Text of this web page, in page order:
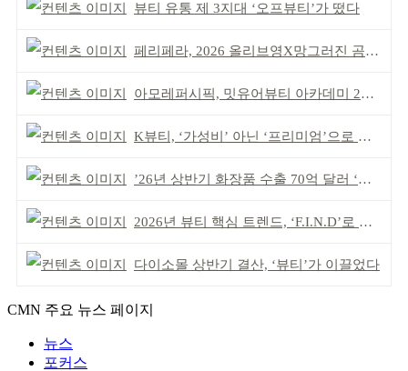
뷰티 유통 제 3지대 ‘오프뷰티’가 떴다
페리페라, 2026 올리브영X망그러진 곰 콜라보
아모레퍼시픽, 밋유어뷰티 아카데미 2기 발대식
K뷰티, ‘가성비’ 아닌 ‘프리미엄’으로 승부걸어야
’26년 상반기 화장품 수출 70억 달러 ‘역대 최고’
2026년 뷰티 핵심 트렌드, ‘F.I.N.D’로 읽는다
다이소몰 상반기 결산, ‘뷰티’가 이끌었다
CMN 주요 뉴스 페이지
뉴스
포커스